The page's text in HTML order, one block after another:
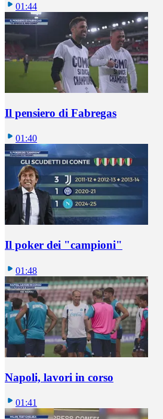
01:44
Il pensiero di Fabregas
01:40
Il poker dei "campioni"
01:48
Napoli, lavori in corso
01:41